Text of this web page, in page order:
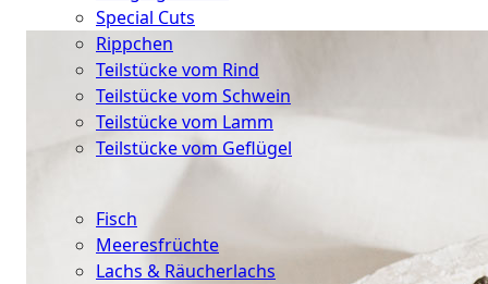
Special Cuts
Rippchen
Teilstücke vom Rind
Teilstücke vom Schwein
Teilstücke vom Lamm
Teilstücke vom Geflügel
Fisch
Meeresfrüchte
Lachs & Räucherlachs